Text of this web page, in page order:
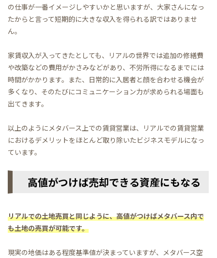
の仕事が一番イメージしやすいかと思いますが、大家さんになっ
たからと言って短期的に大きな収入を得られる訳ではありませ
ん。
家賃収入が入ってきたとしても、リアルの世界では追加の修繕費
や改築などの費用がかさみなどがあり、不労所得になるまでには
時間がかかります。また、日常的に入居者と顔を合わせる機会が
多くなり、そのたびにコミュニケーション力が求められる場面も
出てきます。
以上のようにメタバース上での賃貸営業は、リアルでの賃貸営業
におけるデメリットをほとんど取り除いたビジネスモデルになっ
ています。
高値がつけば売却できる資産にもなる
リアルでの土地売買と同じように、高値がつけばメタバース内で
も土地の売買が可能です。
現実の地価はある程度基準値が決まっていますが、メタバース空